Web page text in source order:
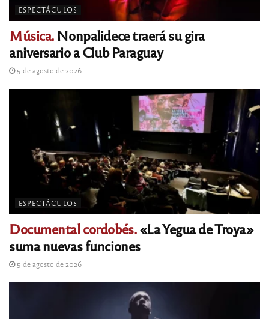
ESPECTÁCULOS
Música.Nonpalidece traerá su gira
aniversario a Club Paraguay
5 de agosto de 2026
ESPECTÁCULOS
Documental cordobés.«La Yegua de Troya»
suma nuevas funciones
5 de agosto de 2026